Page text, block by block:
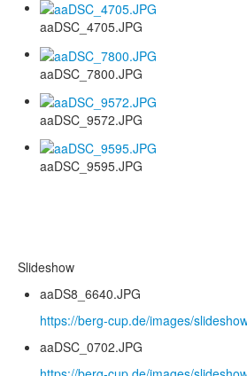
aaDSC_4705.JPG
aaDSC_7800.JPG
aaDSC_9572.JPG
aaDSC_9595.JPG
Slideshow
aaDS8_6640.JPG
https://berg-cup.de/images/
aaDSC_0702.JPG